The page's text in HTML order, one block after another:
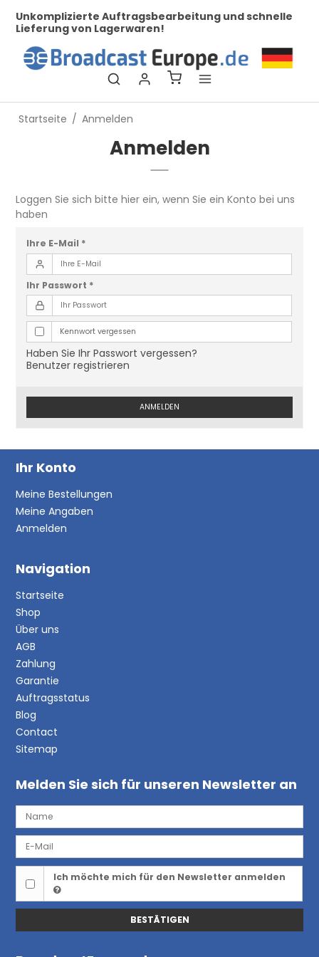
Unkomplizierte Auftragsbearbeitung und schnelle
Lieferung von Lagerwaren!
Startseite / Anmelden
Anmelden
Loggen Sie sich bitte hier ein, wenn Sie ein Konto bei uns
haben
Ihre E-Mail *
Ihr Passwort *
Kennwort vergessen
Haben Sie Ihr Passwort vergessen?
Benutzer registrieren
ANMELDEN
Ihr Konto
Meine Bestellungen
Meine Angaben
Anmelden
Navigation
Startseite
Shop
Über uns
AGB
Zahlung
Garantie
Auftragsstatus
Blog
Contact
Sitemap
Melden Sie sich für unseren Newsletter an
Ich möchte mich für den Newsletter anmelden
BESTÄTIGEN